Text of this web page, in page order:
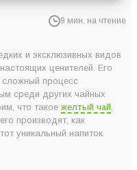
9 мин. на чтение
чая
и эксклюзивных видов
ценителей. Его
сложный процесс
среди других чайных
что такое желтый чай,
производят, как
уникальный напиток.